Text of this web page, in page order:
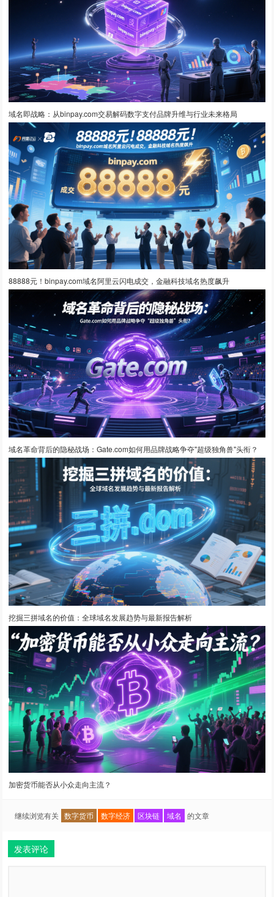
域名即战略：从binpay.com交易解码数字支付品牌升维与行业未来格局
88888元！binpay.com域名阿里云闪电成交，金融科技域名热度飙升
域名革命背后的隐秘战场：Gate.com如何用品牌战略争夺"超级独角兽"头衔？
挖掘三拼域名的价值：全球域名发展趋势与最新报告解析
加密货币能否从小众走向主流？
继续浏览有关 数字货币 数字经济 区块链 域名 的文章
发表评论